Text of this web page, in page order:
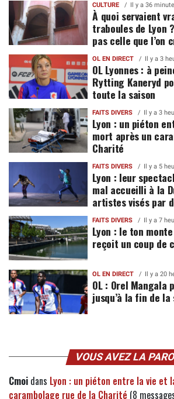
CULTURE Il y a 36
À quoi servaient
traboules de Lyon
pas celle que l’on
OL EN DIRECT Il y a 3
OL Lyonnes : à
Rytting Kaneryd
toute la saison
FAITS DIVERS Il y a 3
Lyon : un piéton
mort après un
Charité
FAITS DIVERS Il y a 5
Lyon : leur
mal accueilli à la
artistes visés par
FAITS DIVERS Il y a 7
Lyon : le ton
reçoit un coup de
OL EN DIRECT Il y a 20
OL : Orel Mangala
jusqu’à la fin de la
VOUS AVEZ LA
Cmoi dans Lyon : un piéton entre la vie et
carambolage rue de la Charité (8